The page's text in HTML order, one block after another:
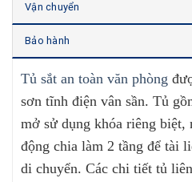
Vận chuyển
Bảo hành
Tủ sắt an toàn văn phòng
sơn tĩnh điện vân sần. Tủ
mở sử dụng khóa riêng
động chia làm 2 tầng để tài
di chuyển. Các chi tiết tủ